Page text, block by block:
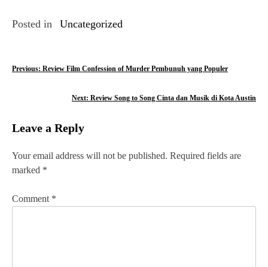
Posted in Uncategorized
P
t
n
a
v
Previous: Review Film Confession of Murder Pembunuh yang Populer
Next: Review Song to Song Cinta dan Musik di Kota Austin
Leave a Reply
Your email address will not be published. Required fields are
marked *
Comment *